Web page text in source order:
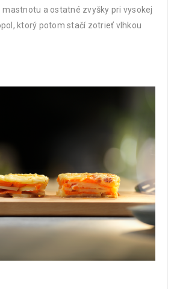
a ostatné zvyšky pri vysokej
ktorý potom stačí zotrieť vlhkou